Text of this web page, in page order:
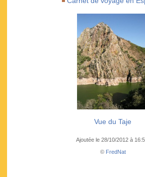
Vue du Taje
Ajoutée le 28/10/2012 à
© FredNat